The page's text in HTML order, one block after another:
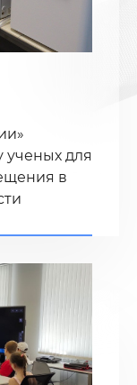
ученых для
в